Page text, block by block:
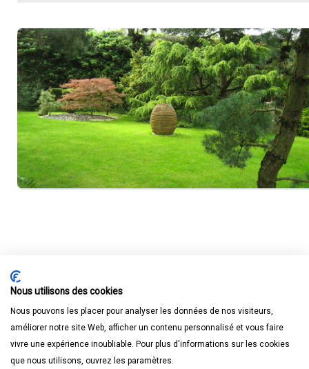
Nous utilisons des cookies
Nous pouvons les placer pour analyser les données de nos visiteurs,
améliorer notre site Web, afficher un contenu personnalisé et vous faire
vivre une expérience inoubliable. Pour plus d'informations sur les cookies
que nous utilisons, ouvrez les paramètres.